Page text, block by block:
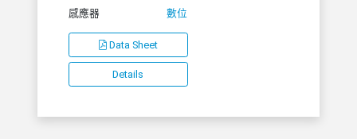
Data Sheet
Details
感應器
數位